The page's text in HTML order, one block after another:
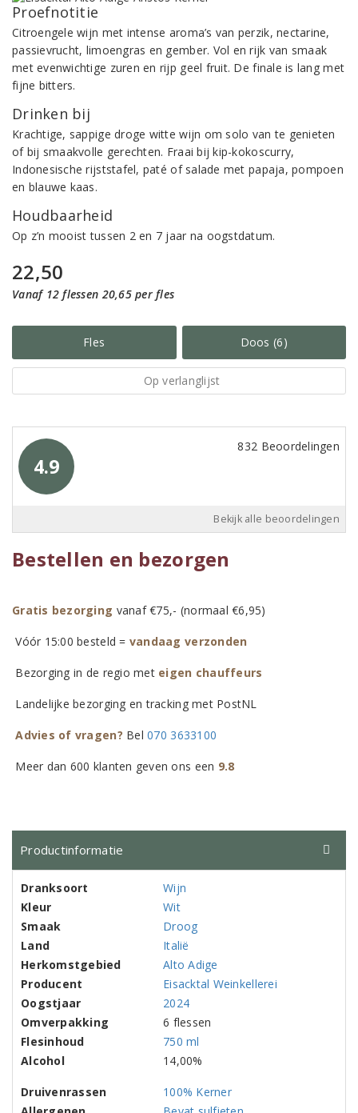
Proefnotitie
Citroengele wijn met intense aroma’s van perzik, nectarine,
passievrucht, limoengras en gember. Vol en rijk van smaak
met evenwichtige zuren en rijp geel fruit. De finale is lang met
fijne bitters.
Drinken bij
Krachtige, sappige droge witte wijn om solo van te genieten
of bij smaakvolle gerechten. Fraai bij kip-kokoscurry,
Indonesische rijststafel, paté of salade met papaja, pompoen
en blauwe kaas.
Houdbaarheid
Op z’n mooist tussen 2 en 7 jaar na oogstdatum.
22,50
Vanaf 12 flessen 20,65 per fles
Fles Doos (6)
Op verlanglijst
4.9
832 Beoordelingen
Bekijk alle beoordelingen
Bestellen en bezorgen
Gratis bezorging vanaf €75,- (normaal €6,95)
Vóór 15:00 besteld = vandaag verzonden
Bezorging in de regio met eigen chauffeurs
Landelijke bezorging en tracking met PostNL
Advies of vragen? Bel070 3633100
Meer dan 600 klanten geven ons een 9.8
Productinformatie
Dranksoort
Wijn
Kleur
Wit
Smaak
Droog
Land
Italië
Herkomstgebied
Alto Adige
Producent
Eisacktal Weinkellerei
Oogstjaar
2024
Omverpakking
6 flessen
Flesinhoud
750 ml
Alcohol
14,00%
Druivenrassen
100% Kerner